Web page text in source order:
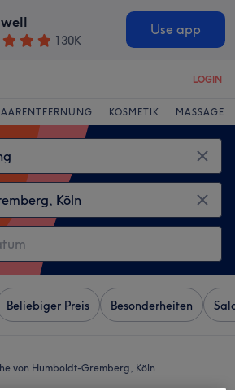
130K
Use app
LOGIN
KOSMETIK MASSAGE
Beliebiger Preis Besonderheiten
von Humboldt-Gremberg, Köln